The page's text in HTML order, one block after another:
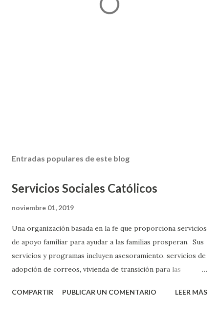
Entradas populares de este blog
Servicios Sociales Católicos
noviembre 01, 2019
Una organización basada en la fe que proporciona servicios
de apoyo familiar para ayudar a las familias prosperan. Sus
servicios y programas incluyen asesoramiento, servicios de
adopción de correos, vivienda de transición para las
de casos, los alimentos y la asistencia de emergencia y más.
COMPARTIR PUBLICAR UN COMENTARIO LEER MÁS